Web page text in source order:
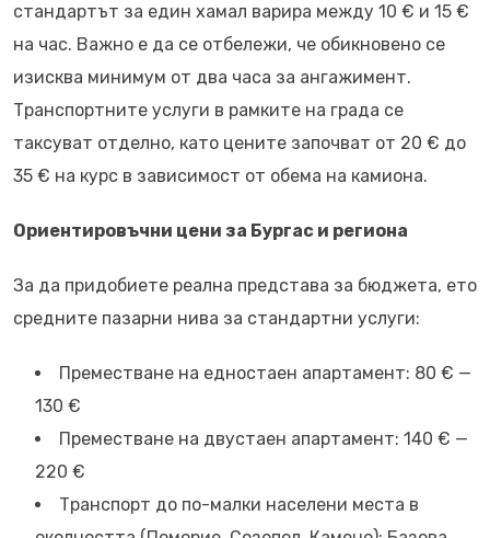
стандартът за един хамал варира между 10 € и 15 €
на час. Важно е да се отбележи, че обикновено се
изисква минимум от два часа за ангажимент.
Транспортните услуги в рамките на града се
таксуват отделно, като цените започват от 20 € до
35 € на курс в зависимост от обема на камиона.
Ориентировъчни цени за Бургас и региона
За да придобиете реална представа за бюджета, ето
средните пазарни нива за стандартни услуги:
Преместване на едностаен апартамент: 80 € —
130 €
Преместване на двустаен апартамент: 140 € —
220 €
Транспорт до по-малки населени места в